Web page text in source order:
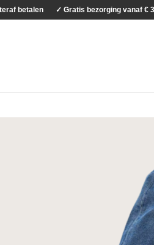
betalen ✓ Gratis bezorging vanaf €